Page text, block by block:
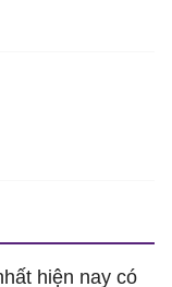
hiện nay có